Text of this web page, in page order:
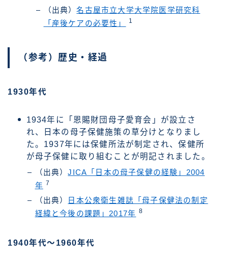
（出典）名古屋市立大学大学院医学研究科
「産後ケアの必要性」
1
（参考）歴史・経過
1930年代
1934年に「恩賜財団母子愛育会」が設立さ
れ、日本の母子保健施策の草分けとなりまし
た。1937年には保健所法が制定され、保健所
が母子保健に取り組むことが明記されました。
（出典）JICA「日本の母子保健の経験」2004
年 7
（出典）
日本公衆衛生雑誌「母子保健法の制定
経緯と今後の課題」2017年 8
1940年代～1960年代